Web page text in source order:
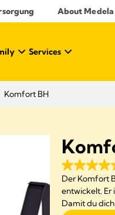
About Medela
Services
Komfort BH
Der Komfort
entwickelt. Er
Damit du